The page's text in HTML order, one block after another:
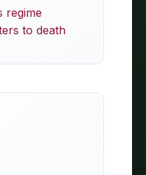
regime
to death